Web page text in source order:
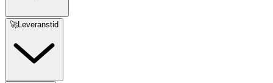
🚀Leveranstid